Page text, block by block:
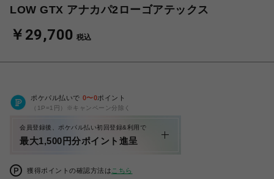
LOW GTX アナカパ2ローゴアテックス
￥29,700 税込
ポケパル払いで 0〜0ポイント
（1P=1円）※キャンペーン分除く
会員登録後、ポケパル払い初回登録&利用で
最大1,500円分ポイント進呈
獲得ポイントの確認方法は こちら